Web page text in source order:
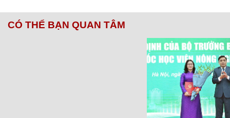
CÓ THỂ BẠN QUAN TÂM